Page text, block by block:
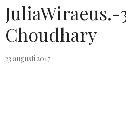
Choudhary
23 augusti 2017